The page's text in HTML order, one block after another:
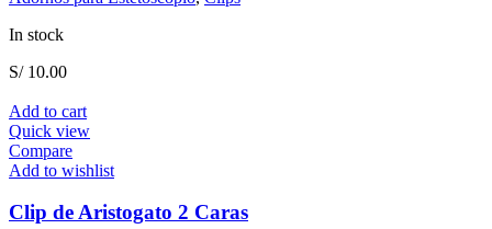
In stock
S/10.00
Add to cart
Quick view
Compare
Add to wishlist
Clip de Aristogato 2 Caras